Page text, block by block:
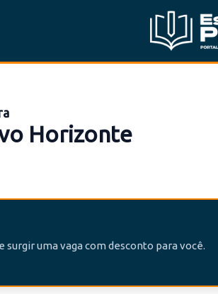
Horizonte
surgir uma vaga com desconto para você.